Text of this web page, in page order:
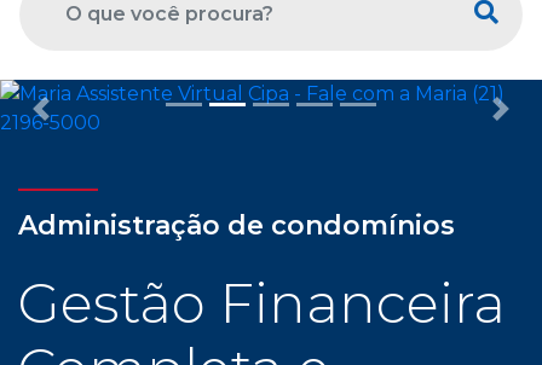
Previous
Administração de condomínios
Gestão Financeira